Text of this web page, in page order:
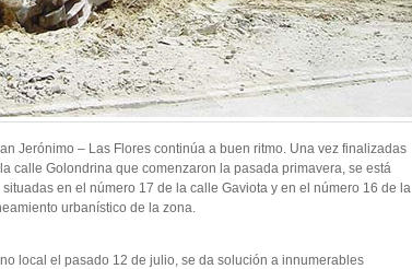
Jerónimo – Las Flores continúa a buen ritmo. Una vez finalizadas
calle Golondrina que comenzaron la pasada primavera, se está
en el número 17 de la calle Gaviota y en el número 16 de la
urbanístico de la zona.
local el pasado 12 de julio, se da solución a innumerables